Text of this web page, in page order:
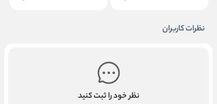
نظرات کاربران
نظر خود را ثبت کنید